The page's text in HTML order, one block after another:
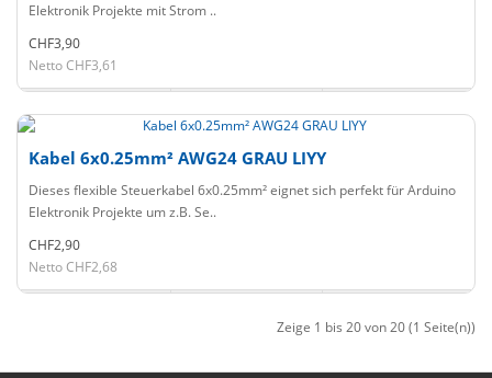
Elektronik Projekte mit Strom ..
CHF3,90
Netto CHF3,61
Kabel 6x0.25mm² AWG24 GRAU LIYY
Dieses flexible Steuerkabel 6x0.25mm² eignet sich perfekt für Arduino
Elektronik Projekte um z.B. Se..
CHF2,90
Netto CHF2,68
Zeige 1 bis 20 von 20 (1 Seite(n))